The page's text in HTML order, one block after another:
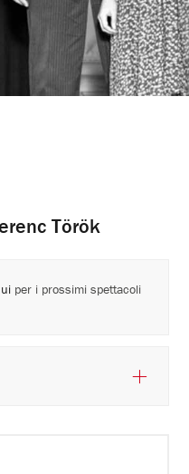
Török
per i prossimi spettacoli